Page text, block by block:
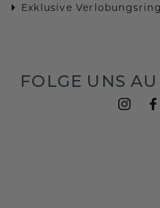
Exklusive
FOLGE UNS